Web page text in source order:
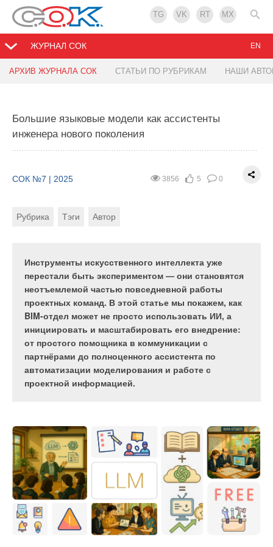
TG VK RT MX
ЖУРНАЛ СОК
АРХИВ ЖУРНАЛА СОК СТАТЬИ ПО РУБРИКАМ НАШИ
EN
Большие языковые модели как ассистенты
инженера нового поколения
3856 5 0
СОК №7 | 2025
Рубрика Тэги Автор
Инструменты искусственного интеллекта уже
перестали быть экспериментом — они становятся
неотъемлемой частью повседневной работы
проектных команд. В этой статье мы покажем, как
BIM-отдел может не просто использовать ИИ, а
инициировать и масштабировать его внедрение:
от простого помощника в коммуникации с
партнёрами до полноценного ассистента по
автоматизации моделирования и работе с
проектной информацией.
СОК №7 | 2025
Рубрика Тэги
Хотя акведуки больше всего ассоциируются с
акведуки стали одним из величайших достижений
инженерной мысли. Всего известно около 800
римских акведуков, построенных за 700 лет — с III
века до н.э. по IV век н.э. Эти грандиозные
сооружения обеспечивали водоснабжение не
только население крупных городов, но и
промышленных объектов, терм, фонтанов и
частных домов по всей Римской империи. Римские
акведуки были настолько совершенными
технически, что многие из них функционировали